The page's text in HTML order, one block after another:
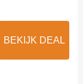
BEKIJK DEAL